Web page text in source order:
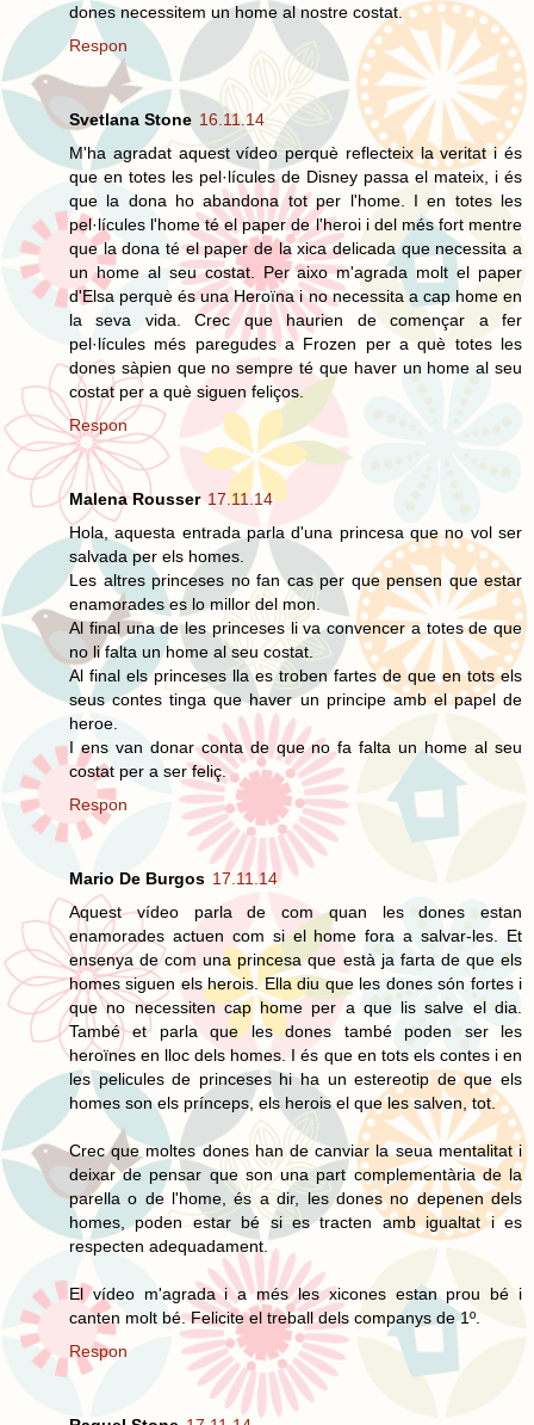
dones necessitem un home al nostre costat.
Respon
Svetlana Stone 16.11.14
M'ha agradat aquest vídeo perquè reflecteix la veritat i és
que en totes les pel·lícules de Disney passa el mateix, i és
que la dona ho abandona tot per l'home. I en totes les
pel·lícules l'home té el paper de l'heroi i del més fort mentre
que la dona té el paper de la xica delicada que necessita a
un home al seu costat. Per aixo m'agrada molt el paper
d'Elsa perquè és una Heroïna i no necessita a cap home en
la seva vida. Crec que haurien de començar a fer
pel·lícules més paregudes a Frozen per a què totes les
dones sàpien que no sempre té que haver un home al seu
costat per a què siguen feliços.
Respon
Malena Rousser 17.11.14
Hola, aquesta entrada parla d'una princesa que no vol ser
salvada per els homes.
Les altres princeses no fan cas per que pensen que estar
enamorades es lo millor del mon.
Al final una de les princeses li va convencer a totes de que
no li falta un home al seu costat.
Al final els princeses lla es troben fartes de que en tots els
seus contes tinga que haver un principe amb el papel de
heroe.
I ens van donar conta de que no fa falta un home al seu
costat per a ser feliç.
Respon
Mario De Burgos 17.11.14
Aquest vídeo parla de com quan les dones estan
enamorades actuen com si el home fora a salvar-les. Et
ensenya de com una princesa que està ja farta de que els
homes siguen els herois. Ella diu que les dones són fortes i
que no necessiten cap home per a que lis salve el dia.
També et parla que les dones també poden ser les
heroïnes en lloc dels homes. I és que en tots els contes i en
les pelicules de princeses hi ha un estereotip de que els
homes son els prínceps, els herois el que les salven, tot.
Crec que moltes dones han de canviar la seua mentalitat i
deixar de pensar que son una part complementària de la
parella o de l'home, és a dir, les dones no depenen dels
homes, poden estar bé si es tracten amb igualtat i es
respecten adequadament.
El vídeo m'agrada i a més les xicones estan prou bé i
canten molt bé. Felicite el treball dels companys de 1º.
Respon